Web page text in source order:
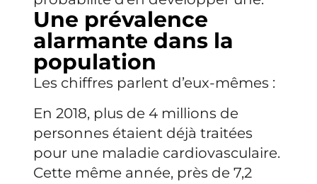
Une prévalence
alarmante dans la
population
Les chiffres parlent d’eux-mêmes :
En 2018, plus de 4 millions de
personnes étaient déjà traitées
pour une maladie cardiovasculaire.
Cette même année, près de 7,2